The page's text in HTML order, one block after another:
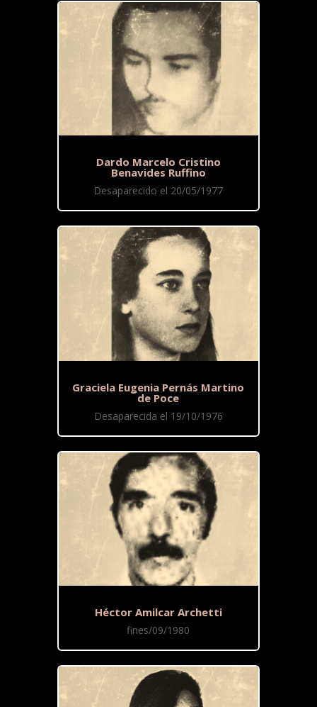
Dardo Marcelo Cristino
Benavides Ruffino
Desaparecido el 20/05/1977
Graciela Eugenia Pernás Martino
de Poce
Desaparecida el 19/10/1976
Héctor Amilcar Archetti
fines/09/1980